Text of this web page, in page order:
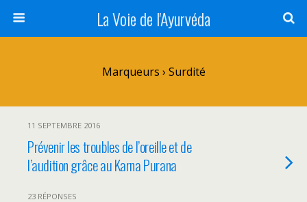
La Voie de l'Ayurvéda
Marqueurs › Surdité
11 SEPTEMBRE 2016
Prévenir les troubles de l’oreille et de
l’audition grâce au Karna Purana
23 RÉPONSES